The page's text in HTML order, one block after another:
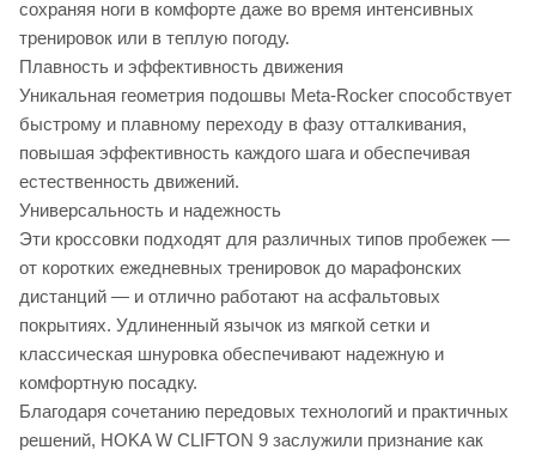
сохраняя ноги в комфорте даже во время интенсивных
тренировок или в теплую погоду.
Плавность и эффективность движения
Уникальная геометрия подошвы Meta-Rocker способствует
быстрому и плавному переходу в фазу отталкивания,
повышая эффективность каждого шага и обеспечивая
естественность движений.
Универсальность и надежность
Эти кроссовки подходят для различных типов пробежек —
от коротких ежедневных тренировок до марафонских
дистанций — и отлично работают на асфальтовых
покрытиях. Удлиненный язычок из мягкой сетки и
классическая шнуровка обеспечивают надежную и
комфортную посадку.
Благодаря сочетанию передовых технологий и практичных
решений, HOKA W CLIFTON 9 заслужили признание как